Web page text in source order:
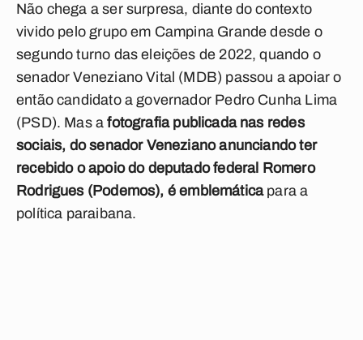
Não chega a ser surpresa, diante do contexto
vivido pelo grupo em Campina Grande desde o
segundo turno das eleições de 2022, quando o
senador Veneziano Vital (MDB) passou a apoiar o
então candidato a governador Pedro Cunha Lima
(PSD). Mas a fotografia publicada nas redes
sociais, do senador Veneziano anunciando ter
recebido o apoio do deputado federal Romero
Rodrigues (Podemos), éemblemáticapara a
política paraibana.